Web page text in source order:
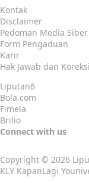
Kontak
Disclaimer
Pedoman Media Siber
Form Pengaduan
Karir
Hak Jawab dan
Liputan6
Bola.com
Fimela
Brilio
Connect with us
Copyright © 2026
KLY KapanLagi